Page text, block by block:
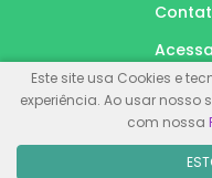
Este site usa Cookies e
experiência. Ao usar
com nossa